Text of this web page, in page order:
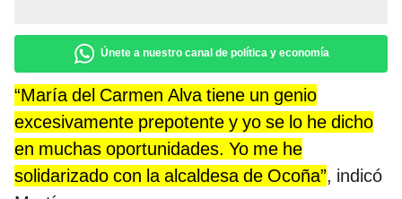
Únete a nuestro canal de política y economía
“María del Carmen Alva tiene un genio
excesivamente prepotente y yo se lo he dicho
en muchas oportunidades. Yo me he
solidarizado con la alcaldesa de Ocoña”, indicó